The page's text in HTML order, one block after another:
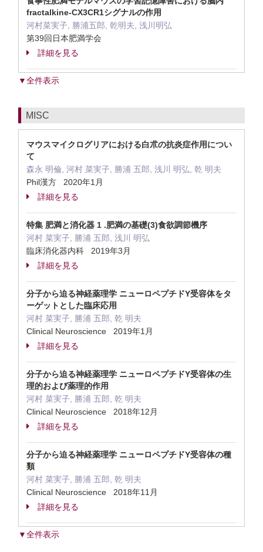
fractalkine-CX3CR1シグナルの作用
河村菜実子, 勝浦五郎, 乾明夫, 浅川明弘
第39回日本肥満学会
詳細を見る
▼全件表示
MISC
マウスマイクログリアにおける白朮の抗炎症作用につい
て
森永 明倫, 河村 菜実子, 勝浦 五郎, 浅川 明弘, 乾 明夫
Phil漢方 2020年1月
詳細を見る
特集 肥満と消化器 1 .肥満の基礎(3)食欲調節機序
河村 菜実子, 勝浦 五郎, 浅川 明弘
臨床消化器内科 2019年3月
詳細を見る
分子から迫る神経薬理学 ニューロペプチドY受容体をタ
ーゲットとした臨床応用
河村 菜実子, 勝浦 五郎, 乾 明夫
Clinical Neuroscience 2019年1月
詳細を見る
分子から迫る神経薬理学 ニューロペプチドY受容体の生
理的および薬理的作用
河村 菜実子, 勝浦 五郎, 乾 明夫
Clinical Neuroscience 2018年12月
詳細を見る
分子から迫る神経薬理学 ニューロペプチドY受容体の種
類
河村 菜実子, 勝浦 五郎, 乾 明夫
Clinical Neuroscience 2018年11月
詳細を見る
▼全件表示